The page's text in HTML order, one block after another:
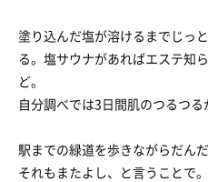
塗り込んだ塩が溶けるまでじっ
る。塩サウナがあればエステ知
ど。
自分調べでは3日間肌のつるつる
駅までの緑道を歩きながらだん
それもまたよし、と言うことで。